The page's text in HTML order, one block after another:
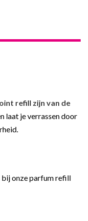
refill zijn van de
laat je verrassen door
bij onze parfum refill